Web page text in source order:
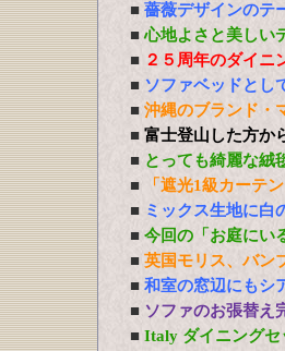
■ 薔薇デザインのテ
■ 心地よさと美しい
■ ２５周年のダイニ
■ ソファベッドとし
■ 沖縄のブランド・
■ 富士登山した方か
■ とっても綺麗な絨
■
「遮光1級カーテ
■ ミックス生地に白
■ 今回の「お庭にい
■ 英国モリス、バン
■ 和室の窓辺にもシ
■ ソファのお張替え
■ Italy ダイニングセ